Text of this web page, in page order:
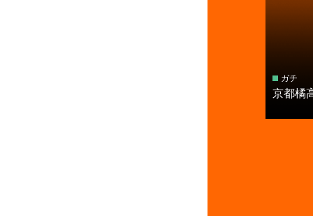
ガチ
京都橘